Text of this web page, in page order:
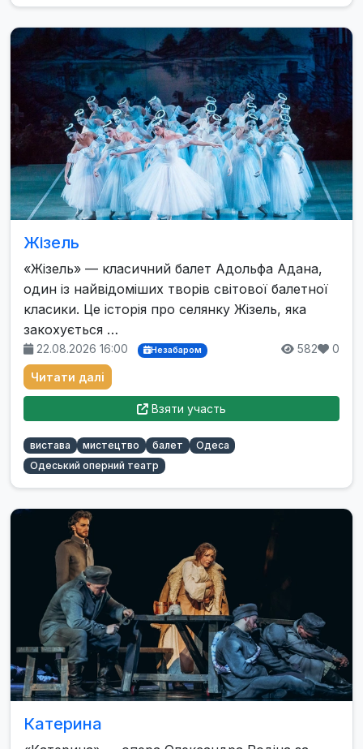
Жізель
«Жізель» — класичний балет Адольфа Адана,
один із найвідоміших творів світової балетної
класики. Це історія про селянку Жізель, яка
закохується …
22.08.2026 16:00 Незабаром 582 0
Читати далі
Взяти участь
вистава мистецтво балет
Одеса
Одеський оперний театр
Катерина